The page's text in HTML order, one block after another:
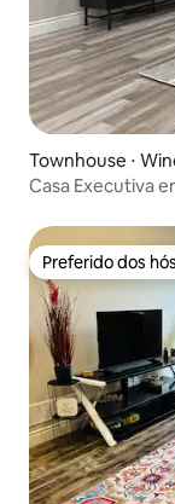
Townhouse ⋅
Casa Executiva
Preferido dos
Preferido dos